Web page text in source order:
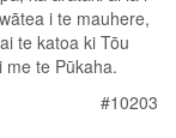
i te mauhere,
te katoa ki Tōu
te Pūkaha.
#10203